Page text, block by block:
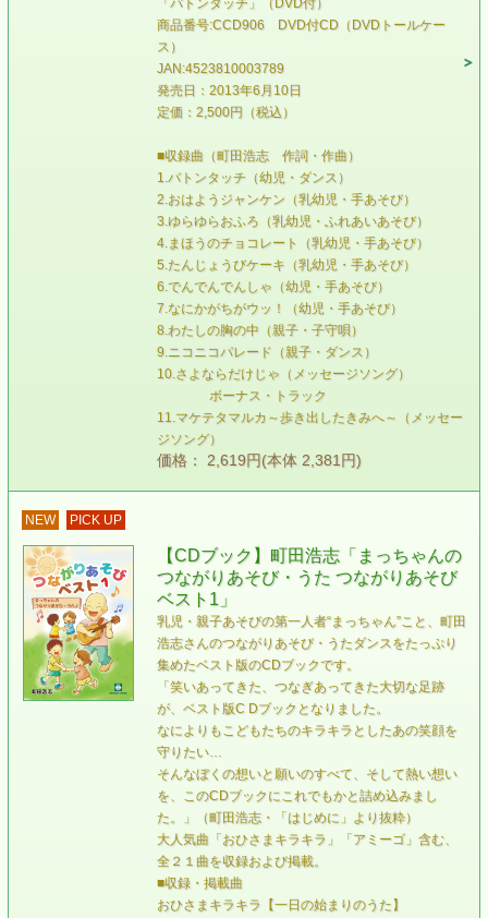
「バトンタッチ」（DVD付）
商品番号:CCD906 DVD付CD（DVDトールケー
ス）
JAN:4523810003789
発売日：2013年6月10日
定価：2,500円（税込）
■収録曲（町田浩志 作詞・作曲）
1.バトンタッチ（幼児・ダンス）
2.おはようジャンケン（乳幼児・手あそび）
3.ゆらゆらおふろ（乳幼児・ふれあいあそび）
4.まほうのチョコレート（乳幼児・手あそび）
5.たんじょうびケーキ（乳幼児・手あそび）
6.でんでんでんしゃ（幼児・手あそび）
7.なにかがちがウッ！（幼児・手あそび）
8.わたしの胸の中（親子・子守唄）
9.ニコニコパレード（親子・ダンス）
10.さよならだけじゃ（メッセージソング）
ボーナス・トラック
11.マケテタマルカ～歩き出したきみへ～（メッセー
ジソング）
価格： 2,619円(本体 2,381円)
NEW PICK UP
【CDブック】町田浩志「まっちゃんの
つながりあそび・うた つながりあそび
ベスト1」
乳児・親子あそびの第一人者“まっちゃん”こと、町田
浩志さんのつながりあそび・うたダンスをたっぷり
集めたベスト版のCDブックです。
「笑いあってきた、つなぎあってきた大切な足跡
が、ベスト版C Dブックとなりました。
なによりもこどもたちのキラキラとしたあの笑顔を
守りたい…
そんなぼくの想いと願いのすべて、そして熱い想い
を、このCDブックにこれでもかと詰め込みまし
た。」（町田浩志・「はじめに」より抜粋）
大人気曲「おひさまキラキラ」「アミーゴ」含む、
全２１曲を収録および掲載。
■収録・掲載曲
おひさまキラキラ【一日の始まりのうた】